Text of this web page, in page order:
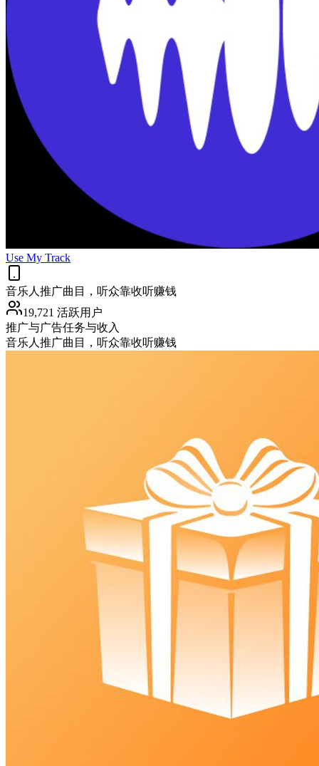
Use My Track
音乐人推广曲目，听众靠收听赚钱
19,721 活跃用户
推广与广告任务与收入
音乐人推广曲目，听众靠收听赚钱